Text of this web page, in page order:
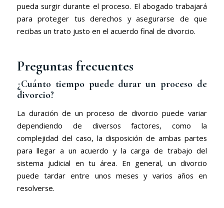
pueda surgir durante el proceso. El abogado trabajará
para proteger tus derechos y asegurarse de que
recibas un trato justo en el acuerdo final de divorcio.
Preguntas frecuentes
¿Cuánto tiempo puede durar un proceso de
divorcio?
La duración de un proceso de divorcio puede variar
dependiendo de diversos factores, como la
complejidad del caso, la disposición de ambas partes
para llegar a un acuerdo y la carga de trabajo del
sistema judicial en tu área. En general, un divorcio
puede tardar entre unos meses y varios años en
resolverse.